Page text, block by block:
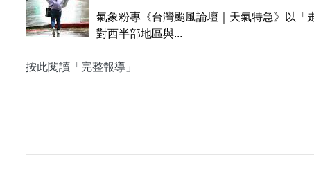
氣象粉專《台灣颱風論壇｜天氣特急》以「
對西半部地區與...
按此閱讀「完整報導」